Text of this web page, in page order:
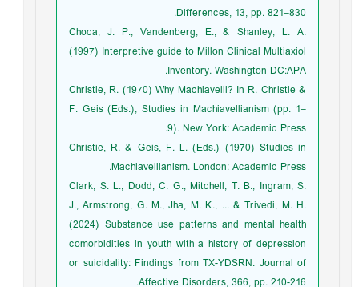
Differences, 13, pp. 821–830.
Choca, J. P., Vandenberg, E., & Shanley, L. A.
(1997) Interpretive guide to Millon Clinical Multiaxiol
Inventory. Washington DC:APA.
Christie, R. (1970) Why Machiavelli? In R. Christie &
F. Geis (Eds.), Studies in Machiavellianism (pp. 1–
9). New York: Academic Press.
Christie, R. & Geis, F. L. (Eds.) (1970) Studies in
Machiavellianism. London: Academic Press.
Clark, S. L., Dodd, C. G., Mitchell, T. B., Ingram, S.
J., Armstrong, G. M., Jha, M. K., ... & Trivedi, M. H.
(2024) Substance use patterns and mental health
comorbidities in youth with a history of depression
or suicidality: Findings from TX-YDSRN. Journal of
Affective Disorders, 366, pp. 210-216.